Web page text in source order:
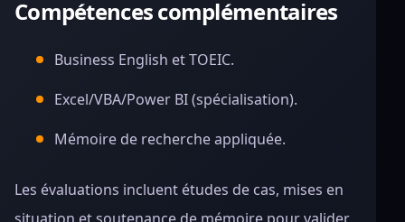
Compétences complémentaires
Business English et TOEIC.
Excel/VBA/Power BI (spécialisation).
Mémoire de recherche appliquée.
Les évaluations incluent études de cas, mises en